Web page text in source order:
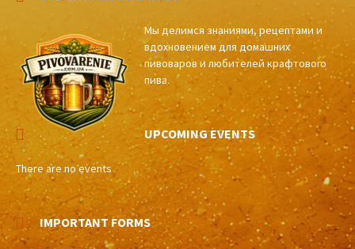
Мы делимся знаниями, рецептами и
вдохновением для домашних
пивоваров и любителей крафтового
пива.
UPCOMING EVENTS
There are no events
IMPORTANT FORMS